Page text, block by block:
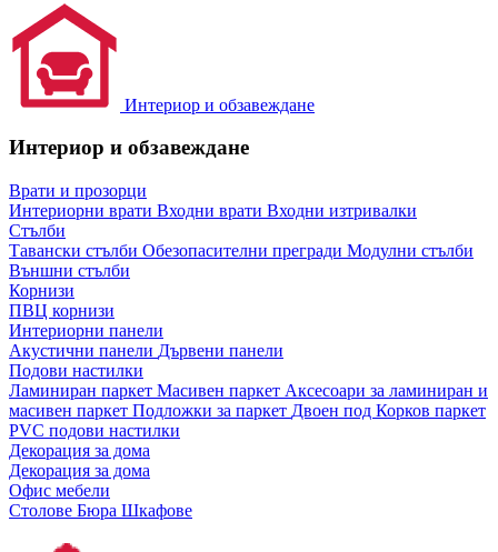
Интериор и обзавеждане
Интериор и обзавеждане
Врати и прозорци
Интериорни врати Входни врати Входни изтривалки
Стълби
Тавански стълби Обезопасителни прегради Модулни стълби
Външни стълби
Корнизи
ПВЦ корнизи
Интериорни панели
Акустични панели Дървени панели
Подови настилки
Ламиниран паркет Масивен паркет Аксесоари за ламиниран и
масивен паркет Подложки за паркет Двоен под Корков паркет
PVC подови настилки
Декорация за дома
Декорация за дома
Офис мебели
Столове Бюра Шкафове